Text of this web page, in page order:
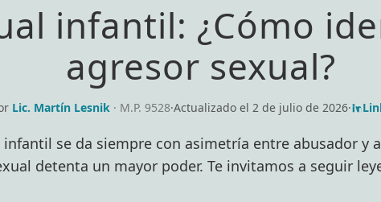
infantil: ¿Cómo
agresor sexual?
Lic. Martín Lesnik · M.P. 9528·Actualizado el 2 de julio de 2026·
infantil se da siempre con asimetría entre abusador y
detenta un mayor poder. Te invitamos a seguir